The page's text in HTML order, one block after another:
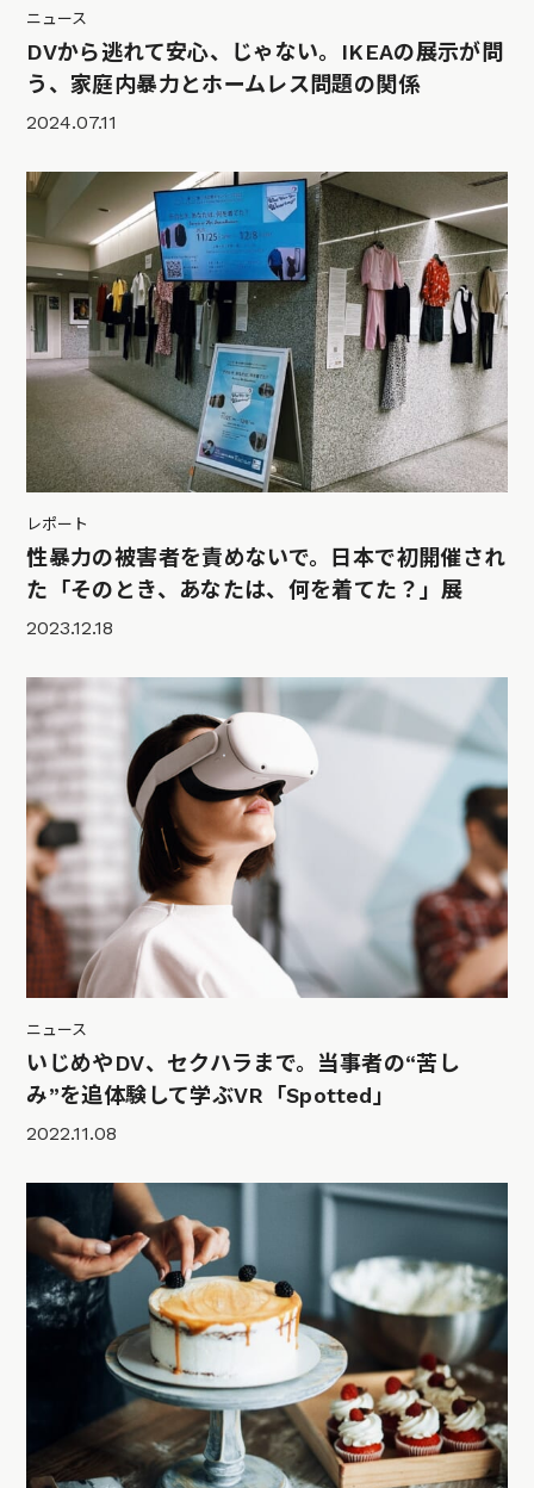
ニュース
DVから逃れて安心、じゃない。IKEAの展示が問
う、家庭内暴力とホームレス問題の関係
2024.07.11
レポート
性暴力の被害者を責めないで。日本で初開催され
た「そのとき、あなたは、何を着てた？」展
2023.12.18
ニュース
いじめやDV、セクハラまで。当事者の“苦し
み”を追体験して学ぶVR「Spotted」
2022.11.08